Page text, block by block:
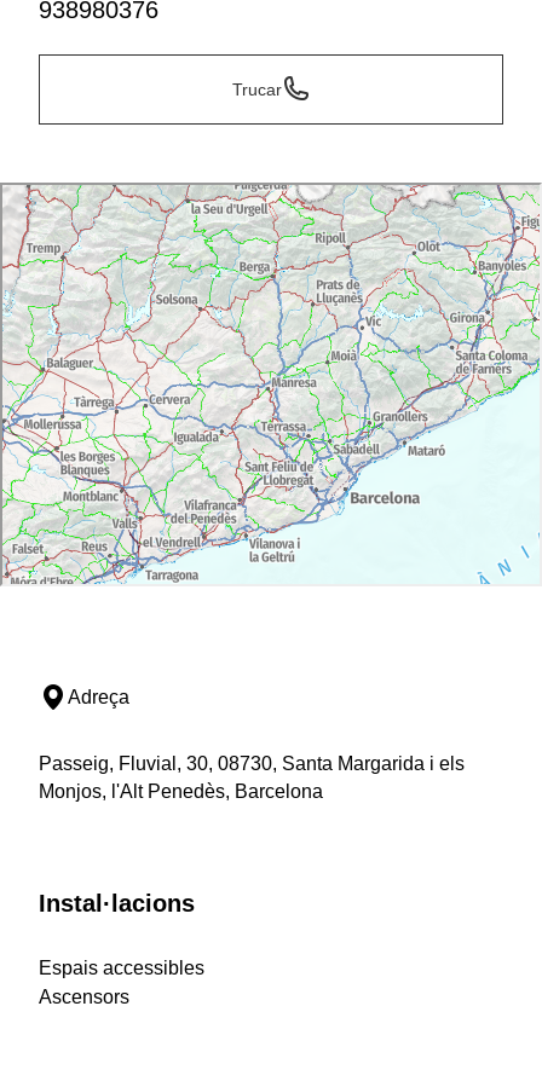
938980376
Trucar
Adreça
Passeig, Fluvial, 30, 08730, Santa Margarida i els
Monjos, l'Alt Penedès, Barcelona
Instal·lacions
Espais accessibles
Ascensors